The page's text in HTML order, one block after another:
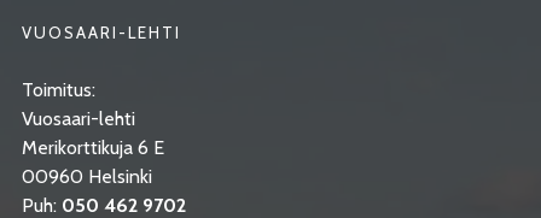
VUOSAARI-LEHTI
Toimitus:
Vuosaari-lehti
Merikorttikuja 6 E
00960 Helsinki
Puh: 050 462 9702